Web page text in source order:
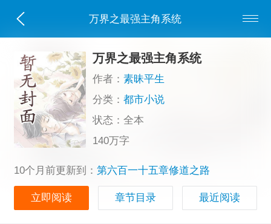
万界之最强主角系统
万界之最强主角系统
作者：素昧平生
分类：都市小说
状态：全本
140万字
10个月前更新到： 第六百一十五章修道之路
立即阅读 章节目录 最近阅读